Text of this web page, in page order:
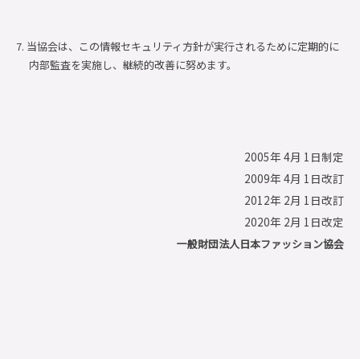
7. 当協会は、この情報セキュリティ方針が実行されるために定期的に
内部監査を実施し、継続的改善に努めます。
2005年 4月 1日制定
2009年 4月 1日改訂
2012年 2月 1日改訂
2020年 2月 1日改定
一般財団法人日本ファッション協会